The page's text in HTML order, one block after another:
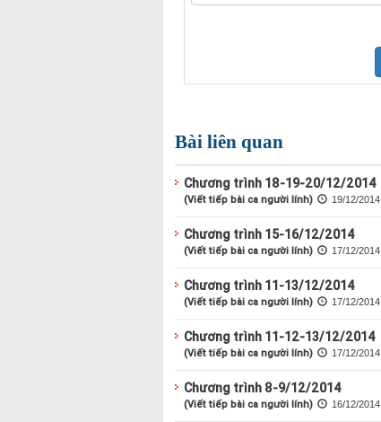
Bài liên quan
Chương trình 18-19-20/12/2014
(Viết tiếp bài ca người lính) 19/12/2014
Chương trình 15-16/12/2014
(Viết tiếp bài ca người lính) 17/12/2014
Chương trình 11-13/12/2014
(Viết tiếp bài ca người lính) 17/12/2014
Chương trình 11-12-13/12/2014
(Viết tiếp bài ca người lính) 17/12/2014
Chương trình 8-9/12/2014
(Viết tiếp bài ca người lính) 16/12/2014